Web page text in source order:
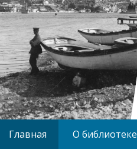
Главная О библиотеке